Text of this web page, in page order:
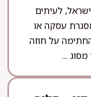
לעיתים
עסקה או
על חוזה
...